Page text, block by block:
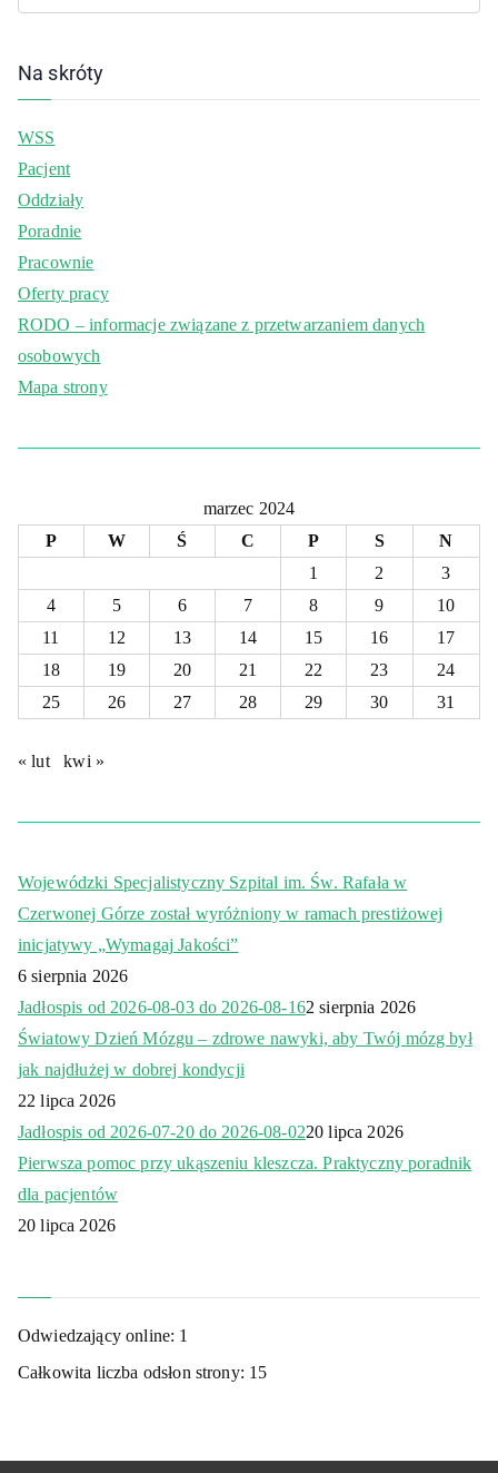
Na skróty
WSS
Pacjent
Oddziały
Poradnie
Pracownie
Oferty pracy
RODO – informacje związane z przetwarzaniem danych
osobowych
Mapa strony
marzec 2024
P
W Ś C P S
N
1
2
3
4
5 6 7 8 9
10
11
12 13 14 15 16
17
18
19 20 21 22 23
24
25
26 27 28 29 30 31
« lut kwi »
Wojewódzki Specjalistyczny Szpital im. Św. Rafała w
Czerwonej Górze został wyróżniony w ramach prestiżowej
inicjatywy „Wymagaj Jakości”
6 sierpnia 2026
Jadłospis od 2026-08-03 do 2026-08-162 sierpnia 2026
Światowy Dzień Mózgu – zdrowe nawyki, aby Twój mózg był
jak najdłużej w dobrej kondycji
22 lipca 2026
Jadłospis od 2026-07-20 do 2026-08-0220 lipca 2026
Pierwsza pomoc przy ukąszeniu kleszcza. Praktyczny poradnik
dla pacjentów
20 lipca 2026
Odwiedzający online: 1
Całkowita liczba odsłon strony: 15